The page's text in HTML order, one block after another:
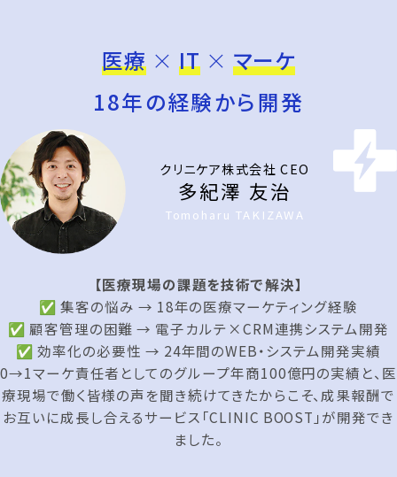
医療 ×IT × マーケ
18年の経験から開発
クリニケア株式会社 CEO
多紀澤 友治
Tomoharu TAKIZAWA
【医療現場の課題を技術で解決】
✅ 集客の悩み → 18年の医療マーケティング経験
✅ 顧客管理の困難 → 電子カルテ×CRM連携システム開発
✅ 効率化の必要性 → 24年間のWEB・システム開発実績
0→1マーケ責任者としてのグループ年商100億円の実績と、医
療現場で働く皆様の声を聞き続けてきたからこそ、成果報酬で
お互いに成長し合えるサービス「CLINIC BOOST」が開発でき
ました。